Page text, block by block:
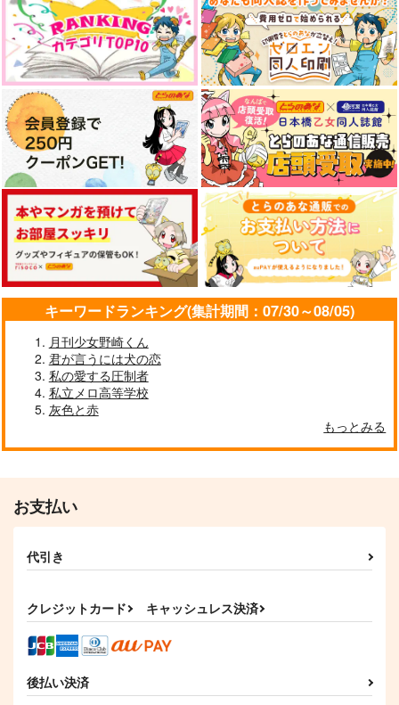
キーワードランキング(集計期間：07/30～08/05)
月刊少女野崎くん
君が言うには犬の恋
私の愛する圧制者
私立メロ高等学校
灰色と赤
もっとみる
お支払い
代引き
クレジットカード キャッシュレス決済
後払い決済